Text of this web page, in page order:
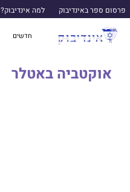
פרסום ספר באינדיבוק למה אינדיבוק?
חדשים
אוקטביה באטלר